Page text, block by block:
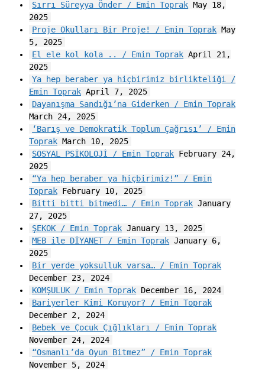
Sırrı Süreyya Önder / Emin Toprak May 18,
2025
Proje Okulları Bir Proje! / Emin Toprak May
5, 2025
El ele kol kola .. / Emin Toprak April 21,
2025
Ya hep beraber ya hiçbirimiz birlikteliği /
Emin ToprakApril 7, 2025
Dayanışma Sandığı’na Giderken / Emin Toprak
March 24, 2025
‘Barış ve Demokratik Toplum Çağrısı’ / Emin
ToprakMarch 10, 2025
SOSYAL PSİKOLOJİ / Emin Toprak February 24,
2025
“Ya hep beraber ya hiçbirimiz!” / Emin
ToprakFebruary 10, 2025
Bitti bitti bitmedi… / Emin Toprak January
27, 2025
ŞEKOK / Emin Toprak January 13, 2025
MEB ile DİYANET / Emin Toprak January 6,
2025
Bir yerde yoksulluk varsa… / Emin Toprak
December 23, 2024
KOMŞULUK / Emin Toprak December 16, 2024
Bariyerler Kimi Koruyor? / Emin Toprak
December 2, 2024
Bebek ve Çocuk Çığlıkları / Emin Toprak
November 24, 2024
“Osmanlı’da Oyun Bitmez” / Emin Toprak
November 5, 2024